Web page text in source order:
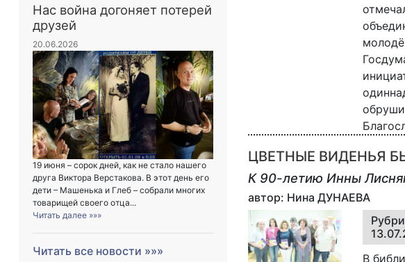
Нас война догоняет потерей
друзей
20.06.2026
19 июня – сорок дней, как не стало нашего
друга Виктора Верстакова. В этот день его
дети – Машенька и Глеб – собрали многих
товарищей своего отца...
Читать далее »»»
Читать все новости »»»
ЦВЕТНЫЕ ВИДЕНЬЯ
К 90-летию Инны
автор: Нина ДУНАЕВА
В